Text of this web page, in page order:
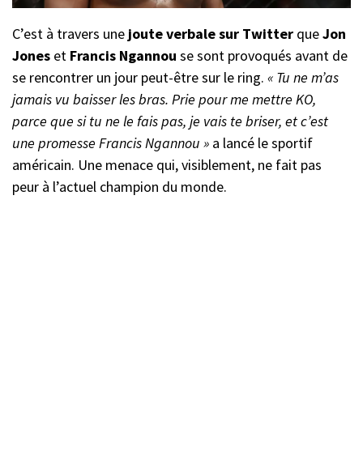
C’est à travers une joute verbale sur Twitter queJon
Jones et Francis Ngannou se sont provoqués avant de
se rencontrer un jour peut-être sur le ring. « Tu ne m’as
jamais vu baisser les bras. Prie pour me mettre KO,
parce que si tu ne le fais pas, je vais te briser, et c’est
une promesse Francis Ngannou » a lancé le sportif
américain. Une menace qui, visiblement, ne fait pas
peur à l’actuel champion du monde.